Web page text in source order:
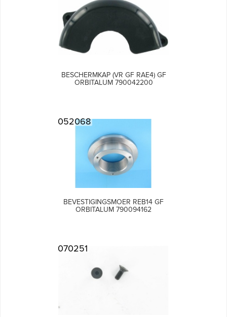
BESCHERMKAP (VR GF RAE4) GF
ORBITALUM 790042200
052068
BEVESTIGINGSMOER REB14 GF
ORBITALUM 790094162
070251